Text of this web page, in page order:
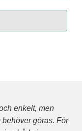
enkelt, men
göras. För